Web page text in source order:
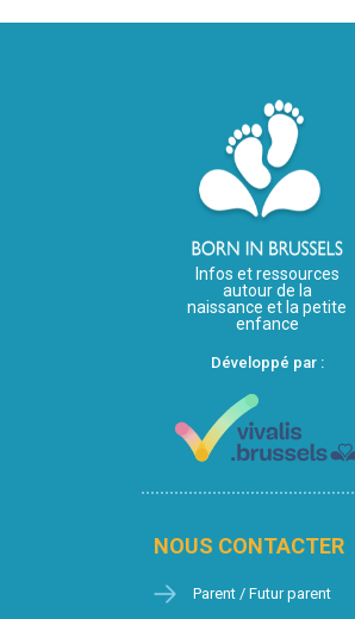
Infos et ressources
autour de la
naissance et la petite
enfance
Développé par :
NOUS CONTACTER
Parent / Futur parent